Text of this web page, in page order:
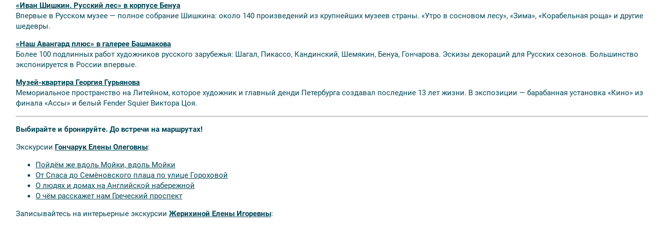
«Иван Шишкин. Русский лес» в корпусе Бенуа
Впервые в Русском музее — полное собрание Шишкина: около 140 произведений из крупнейших музеев страны. «Утро в сосновом лесу», «Зима», «Корабельная роща» и другие
шедевры.
«Наш Авангард плюс» в галерее Башмакова
Более 100 подлинных работ художников русского зарубежья: Шагал, Пикассо, Кандинский, Шемякин, Бенуа, Гончарова. Эскизы декораций для Русских сезонов. Большинство
экспонируется в России впервые.
Музей-квартира Георгия Гурьянова
Мемориальное пространство на Литейном, которое художник и главный денди Петербурга создавал последние 13 лет жизни. В экспозиции — барабанная установка «Кино» из
финала «Ассы» и белый Fender Squier Виктора Цоя.
Выбирайте и бронируйте. До встречи на маршрутах!
Экскурсии Гончарук Елены Олеговны:
Пойдём же вдоль Мойки, вдоль Мойки
От Спаса до Семёновского плаца по улице Гороховой
О людях и домах на Английской набережной
О чём расскажет нам Греческий проспект
Записывайтесь на интерьерные экскурсии Жерихиной Елены Игоревны: